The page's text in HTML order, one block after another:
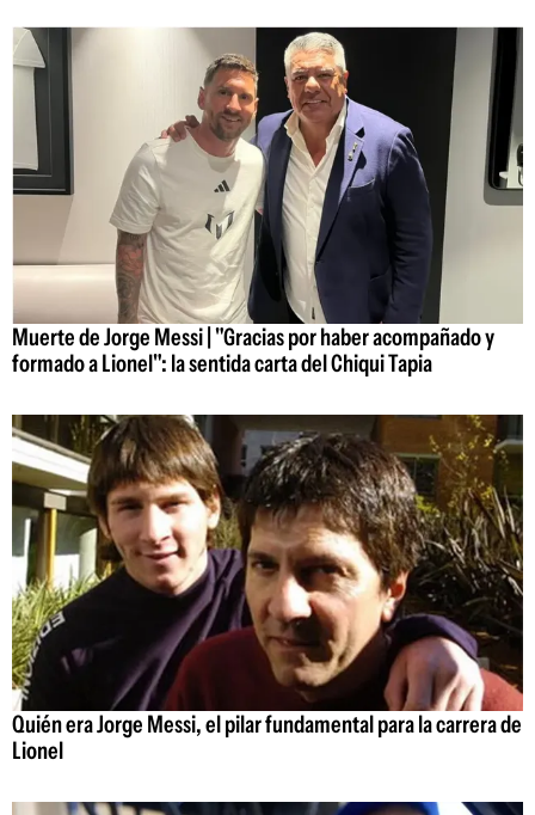
Muerte de Jorge Messi | "Gracias por haber acompañado y
formado a Lionel": la sentida carta del Chiqui Tapia
Quién era Jorge Messi, el pilar fundamental para la carrera de
Lionel